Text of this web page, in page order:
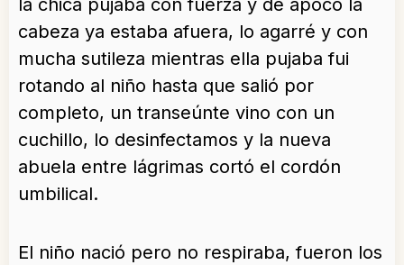
la chica pujaba con fuerza y de apoco la
cabeza ya estaba afuera, lo agarré y con
mucha sutileza mientras ella pujaba fui
rotando al niño hasta que salió por
completo, un transeúnte vino con un
cuchillo, lo desinfectamos y la nueva
abuela entre lágrimas cortó el cordón
umbilical.
El niño nació pero no respiraba, fueron los